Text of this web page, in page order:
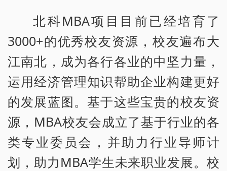
北科MBA项目目前已经培育了
3000+的优秀校友资源，校友遍布大
江南北，成为各行各业的中坚力量，
运用经济管理知识帮助企业构建更好
的发展蓝图。基于这些宝贵的校友资
源，MBA校友会成立了基于行业的各
类专业委员会，并助力行业导师计
划，助力MBA学生未来职业发展。校